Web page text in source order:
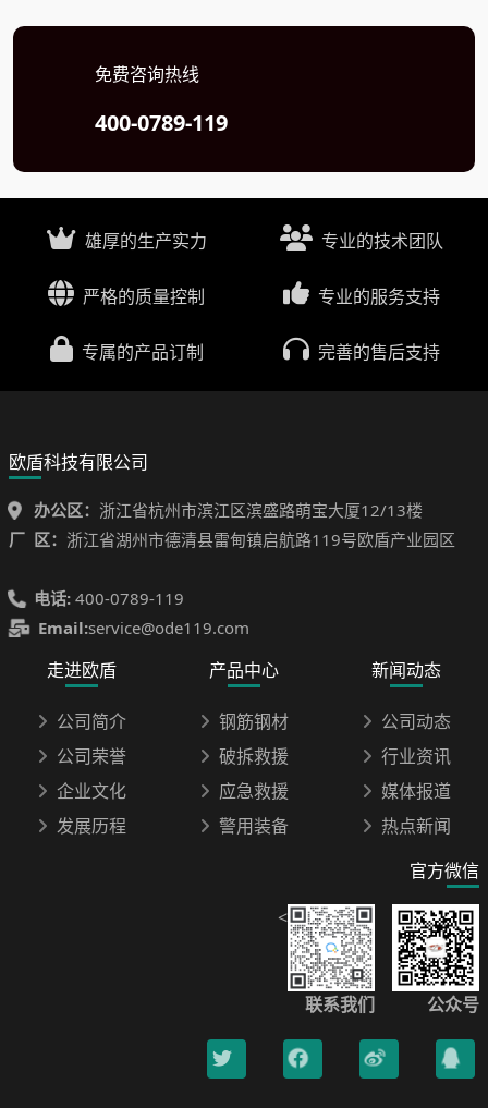
免费咨询热线
400-0789-119
雄厚的生产实力 专业的技术团队
严格的质量控制 专业的服务支持
专属的产品订制 完善的售后支持
欧盾科技有限公司
办公区： 浙江省杭州市滨江区滨盛路萌宝大厦12/13楼
厂 区： 浙江省湖州市德清县雷甸镇启航路119号欧盾产业园区
电话: 400-0789-119
Email:service@ode119.com
走进欧盾
公司简介
公司荣誉
企业文化
发展历程
产品中心
钢筋钢材
破拆救援
应急救援
警用装备
新闻动态
公司动态
行业资讯
媒体报道
热点新闻
官方微信
<
联系我们 公众号